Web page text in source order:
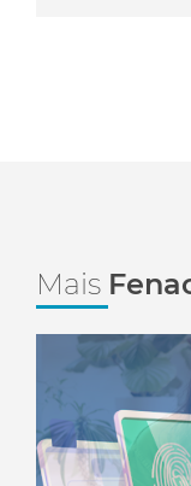
Mais